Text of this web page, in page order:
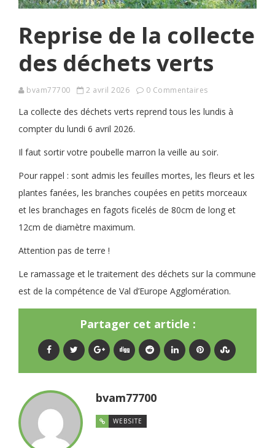
Reprise de la collecte
des déchets verts
bvam77700 2 avril 2026 0 Commentaires
La collecte des déchets verts reprend tous les lundis à
compter du lundi 6 avril 2026.
Il faut sortir votre poubelle marron la veille au soir.
Pour rappel : sont admis les feuilles mortes, les fleurs et les
plantes fanées, les branches coupées en petits morceaux
et les branchages en fagots ficelés de 80cm de long et
12cm de diamètre maximum.
Attention pas de terre !
Le ramassage et le traitement des déchets sur la commune
est de la compétence de Val d’Europe Agglomération.
Partager cet article :
bvam77700
WEBSITE